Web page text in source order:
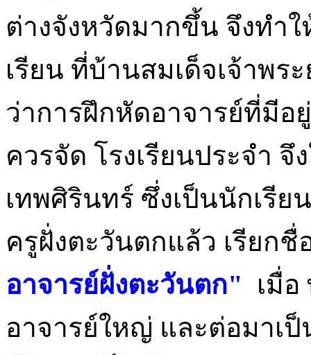
ต่างจังหวัดมากขึ้น จึงทำ
เรียน ที่บ้านสมเด็จเจ้าพร
ว่าการฝึกหัดอาจารย์ที่มีอ
ควรจัด โรงเรียนประจำ จึ
เทพศิรินทร์ ซึ่งเป็นนักเรีย
ครูฝั่งตะวันตกแล้ว เรียก
อาจารย์ฝั่งตะวันตก" เมื่
อาจารย์ใหญ่ และต่อมาเ